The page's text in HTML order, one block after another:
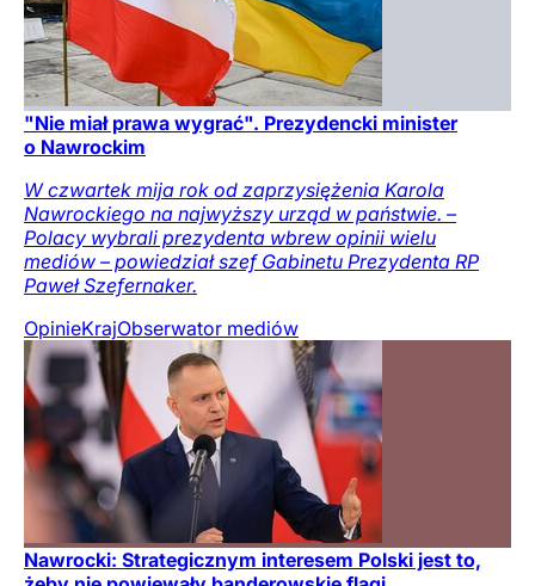
"Nie miał prawa wygrać". Prezydencki minister
o Nawrockim
W czwartek mija rok od zaprzysiężenia Karola
Nawrockiego na najwyższy urząd w państwie. –
Polacy wybrali prezydenta wbrew opinii wielu
mediów – powiedział szef Gabinetu Prezydenta RP
Paweł Szefernaker.
OpinieKrajObserwator mediów
Nawrocki: Strategicznym interesem Polski jest to,